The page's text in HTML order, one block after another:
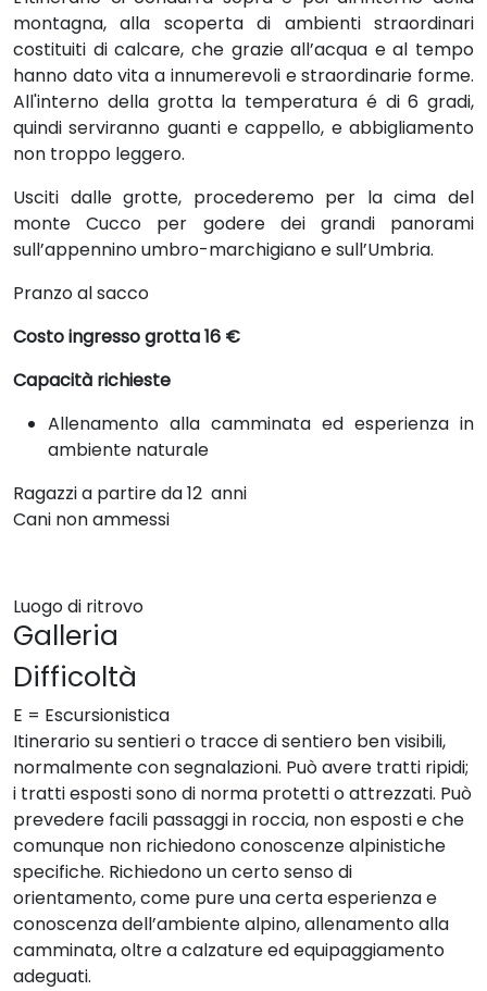
montagna, alla scoperta di ambienti straordinari
costituiti di calcare, che grazie all’acqua e al tempo
hanno dato vita a innumerevoli e straordinarie forme.
All'interno della grotta la temperatura é di 6 gradi,
quindi serviranno guanti e cappello, e abbigliamento
non troppo leggero.
Usciti dalle grotte, procederemo per la cima del
monte Cucco per godere dei grandi panorami
sull’appennino umbro-marchigiano e sull’Umbria.
Pranzo al sacco
Costo ingresso grotta 16 €
Capacità richieste
Allenamento alla camminata ed esperienza in
ambiente naturale
Ragazzi a partire da 12 anni
Cani non ammessi
Luogo di ritrovo
Galleria
Difficoltà
E = Escursionistica
Itinerario su sentieri o tracce di sentiero ben visibili,
normalmente con segnalazioni. Può avere tratti ripidi;
i tratti esposti sono di norma protetti o attrezzati. Può
prevedere facili passaggi in roccia, non esposti e che
comunque non richiedono conoscenze alpinistiche
specifiche. Richiedono un certo senso di
orientamento, come pure una certa esperienza e
conoscenza dell’ambiente alpino, allenamento alla
camminata, oltre a calzature ed equipaggiamento
adeguati.